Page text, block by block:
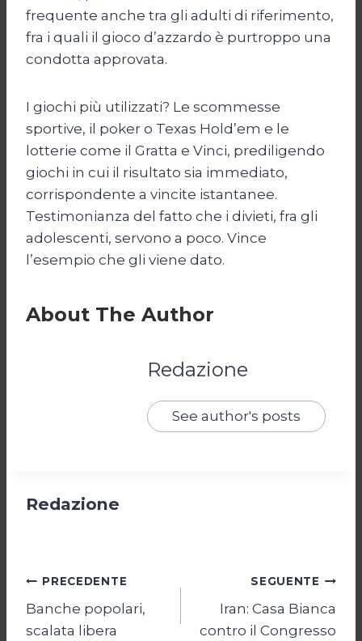
frequente anche tra gli adulti di riferimento,
fra i quali il gioco d’azzardo è purtroppo una
condotta approvata.
I giochi più utilizzati? Le scommesse
sportive, il poker o Texas Hold’em e le
lotterie come il Gratta e Vinci, prediligendo
giochi in cui il risultato sia immediato,
corrispondente a vincite istantanee.
Testimonianza del fatto che i divieti, fra gli
adolescenti, servono a poco. Vince
l’esempio che gli viene dato.
About The Author
Redazione
See author's posts
Redazione
Navigazione
articoli
PRECEDENTE
Banche popolari,
scalata libera
SEGUENTE
Iran: Casa Bianca
contro il Congresso